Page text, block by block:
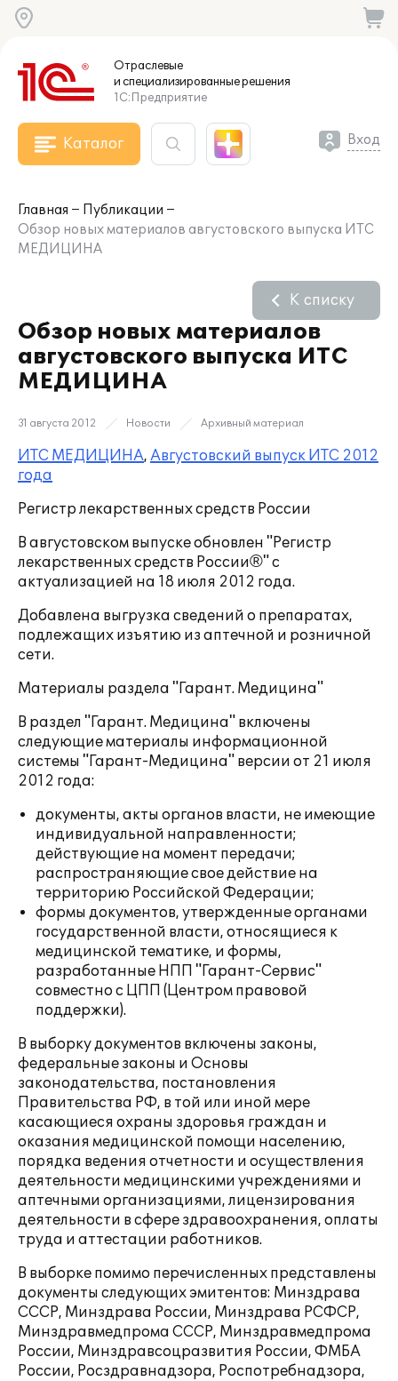
Отраслевые
и специализированныерешения
1С:Предприятие
Каталог Вход
Главная
Публикации
Обзор новых материалов августовского выпуска ИТС
МЕДИЦИНА
Обзор новых материалов
августовского выпуска ИТС
МЕДИЦИНА
К списку
31 августа 2012 Новости Архивный материал
ИТС МЕДИЦИНА, Августовский выпуск ИТС 2012
года
Регистр лекарственных средств России
В августовском выпуске обновлен "Регистр
лекарственных средств России®" с
актуализацией на 18 июля 2012 года.
Добавлена выгрузка сведений о препаратах,
подлежащих изъятию из аптечной и розничной
сети.
Материалы раздела "Гарант. Медицина"
В раздел "Гарант. Медицина" включены
следующие материалы информационной
системы "Гарант-Медицина" версии от 21 июля
2012 года:
документы, акты органов власти, не имеющие
индивидуальной направленности;
действующие на момент передачи;
распространяющие свое действие на
территорию Российской Федерации;
формы документов, утвержденные органами
государственной власти, относящиеся к
медицинской тематике, и формы,
разработанные НПП "Гарант-Сервис"
совместно с ЦПП (Центром правовой
поддержки).
В выборку документов включены законы,
федеральные законы и Основы
законодательства, постановления
Правительства РФ, в той или иной мере
касающиеся охраны здоровья граждан и
оказания медицинской помощи населению,
порядка ведения отчетности и осуществления
деятельности медицинскими учреждениями и
аптечными организациями, лицензирования
деятельности в сфере здравоохранения, оплаты
труда и аттестации работников.
В выборке помимо перечисленных представлены
документы следующих эмитентов: Минздрава
СССР, Минздрава России, Минздрава РСФСР,
Минздравмедпрома СССР, Минздравмедпрома
России, Минздравсоцразвития России, ФМБА
России, Росздравнадзора, Роспотребнадзора,